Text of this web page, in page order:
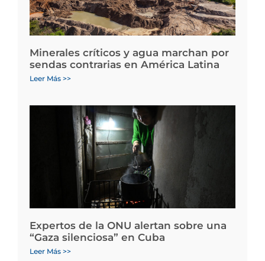
Minerales críticos y agua marchan por
sendas contrarias en América Latina
Leer Más >>
Expertos de la ONU alertan sobre una
“Gaza silenciosa” en Cuba
Leer Más >>